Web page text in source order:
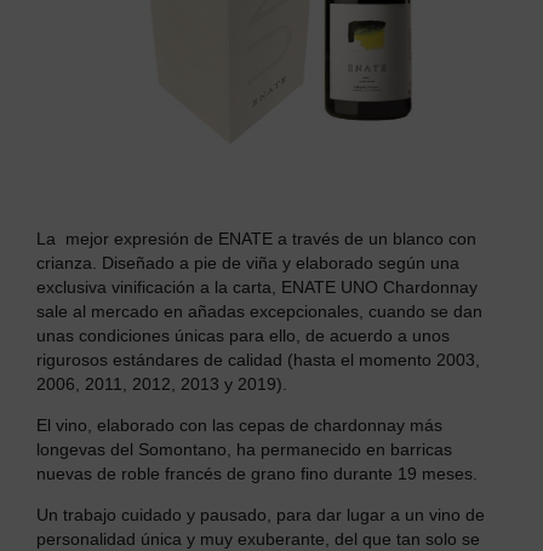
La mejor expresión de ENATE a través de un blanco con
crianza. Diseñado a pie de viña y elaborado según una
exclusiva vinificación a la carta, ENATE UNO Chardonnay
sale al mercado en añadas excepcionales, cuando se dan
unas condiciones únicas para ello, de acuerdo a unos
rigurosos estándares de calidad (hasta el momento 2003,
2006, 2011, 2012, 2013 y 2019).
El vino, elaborado con las cepas de chardonnay más
longevas del Somontano, ha permanecido en barricas
nuevas de roble francés de grano fino durante 19 meses.
Un trabajo cuidado y pausado, para dar lugar a un vino de
personalidad única y muy exuberante, del que tan solo se